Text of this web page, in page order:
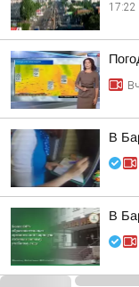
17:22
В
В